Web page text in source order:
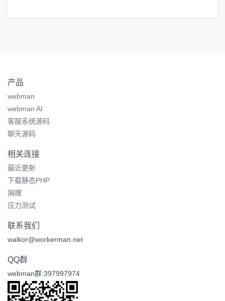
产品
webman
webman AI
客服系统源码
聊天源码
相关连接
最近更新
下载静态PHP
捐赠
压力测试
联系我们
walkor@workerman.net
QQ群
webman群:397997974